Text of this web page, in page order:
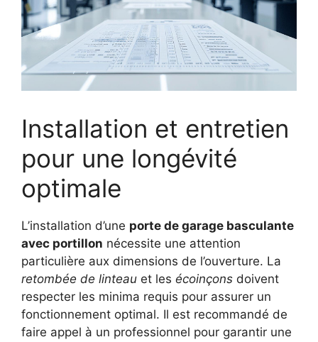
Installation et entretien
pour une longévité
optimale
L’installation d’une porte de garage basculante
avec portillon nécessite une attention
particulière aux dimensions de l’ouverture. La
retombée de linteau et les écoinçons doivent
respecter les minima requis pour assurer un
fonctionnement optimal. Il est recommandé de
faire appel à un professionnel pour garantir une